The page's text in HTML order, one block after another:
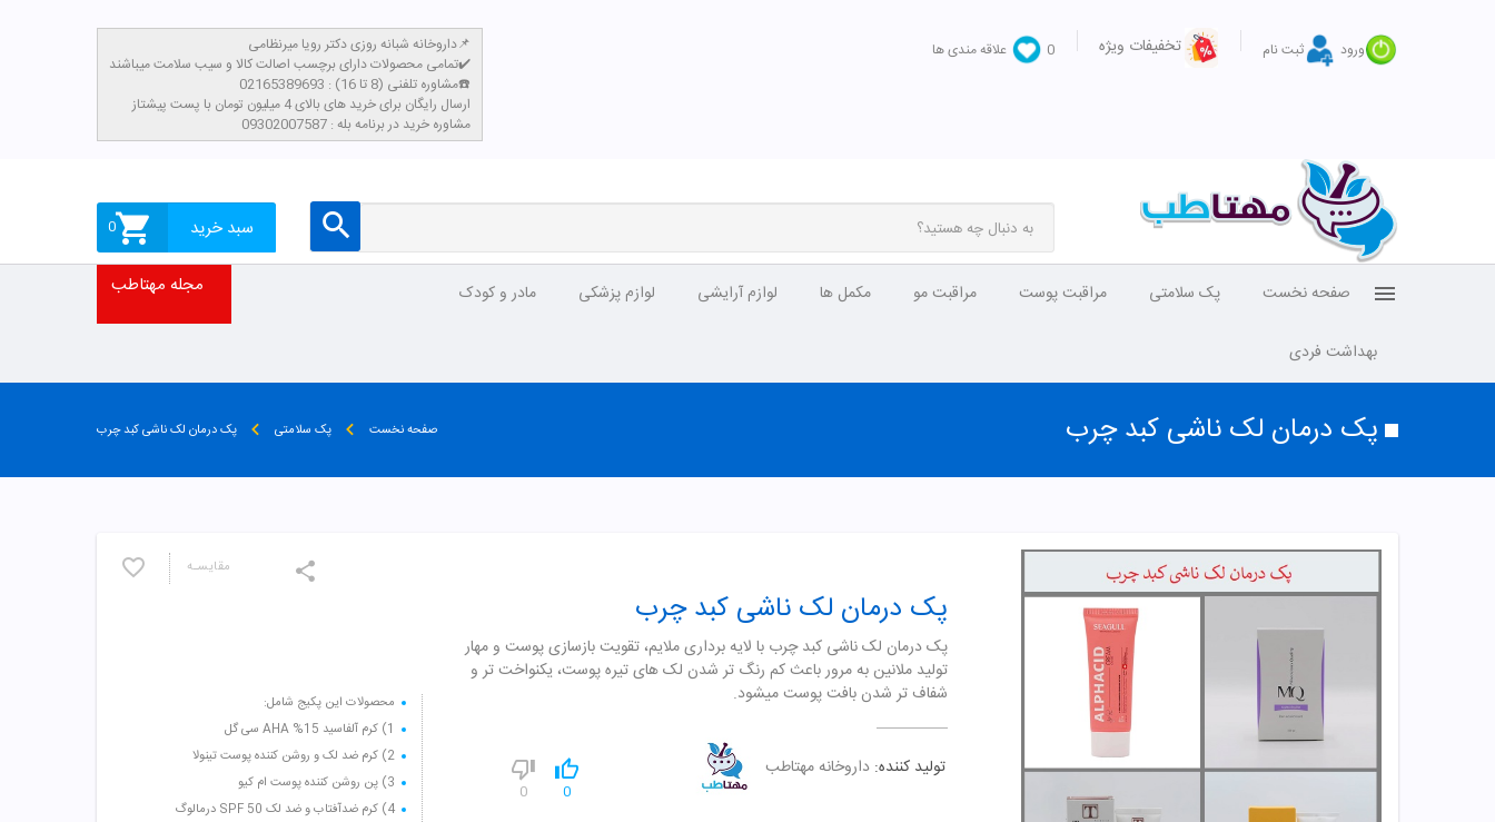
ورود ثبت نام تخفیفات ویژه 0 علاقه مندی ها
داروخانه شبانه روزی دکتر رویا میرنظامی📌
تمامی محصولات دارای برچسب اصالت کالا و سیب سلامت میباشند✔️
مشاوره تلفنی (8 تا 16) : 02165389693☎️
​ارسال رایگان برای خرید های بالای 4 میلیون تومان با پست پیشتاز
مشاوره خرید در برنامه بله : 09302007587
سبد خرید 0
صفحه نخست پک سلامتی مراقبت پوست مراقبت مو مکمل ها لوازم آرایشی لوازم پزشکی مادر و کودک
بهداشت فردی
مجله مهتاطب
پک درمان لک ناشی کبد چرب صفحه نخست پک سلامتی پک درمان لک ناشی کبد چرب
مقایسـه
محصولات این پکیج شامل:
1) کرم آلفاسید AHA %15 سی گل
2) کرم ضد لک و روشن کننده پوست تینولا
3) پن روشن کننده پوست ام کیو
4) کرم ضدآفتاب و ضد لک SPF 50 درمالوگ
پک درمان لک ناشی کبد چرب
پک درمان لک ناشی کبد چرب با لایه برداری ملایم، تقویت بازسازی پوست و مهار
تولید ملانین به مرور باعث کم رنگ تر شدن لک های تیره پوست، یکنواخت تر و
شفاف تر شدن بافت پوست میشود.
تولید کننده: داروخانه مهتاطب
0
0